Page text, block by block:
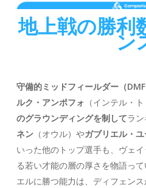
地上戦の勝利
ン
守備的ミッドフィールダー（
ルク・アンポフォ （インテル・
のグラウンディングを制してラン
ネン（オウル）やガブリエル・
いった他のトップ選手も、ヴェ
る若い才能の層の厚さを物語っ
エルに勝つ能力は、ディフェンス